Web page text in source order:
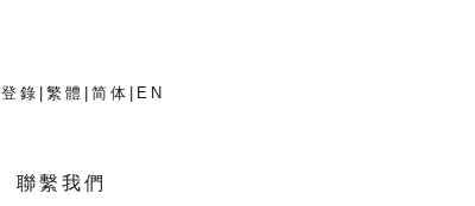
聯繫我們
登錄 |繁體 |简体 EN